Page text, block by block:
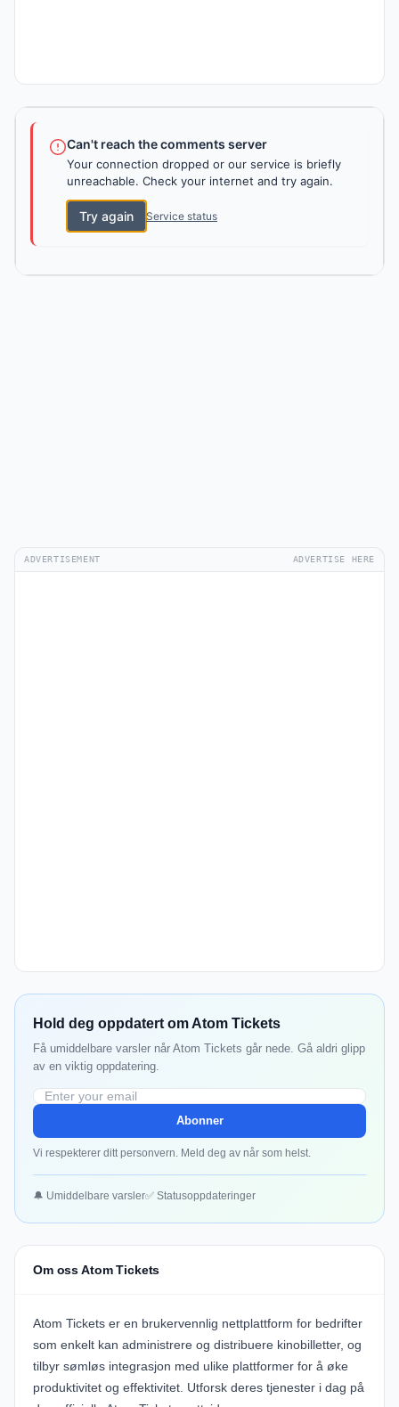
Can't reach the comments server
Your connection dropped or our service is briefly
unreachable. Check your internet and try again.
Try again Service status
ADVERTISEMENT ADVERTISE HERE
Hold deg oppdatert om Atom Tickets
Få umiddelbare varsler når Atom Tickets går nede. Gå aldri glipp
av en viktig oppdatering.
Abonner
Vi respekterer ditt personvern. Meld deg av når som helst.
🔔 Umiddelbare varsler✅ Statusoppdateringer
Om oss Atom Tickets
Atom Tickets er en brukervennlig nettplattform for bedrifter
som enkelt kan administrere og distribuere kinobilletter, og
tilbyr sømløs integrasjon med ulike plattformer for å øke
produktivitet og effektivitet. Utforsk deres tjenester i dag på